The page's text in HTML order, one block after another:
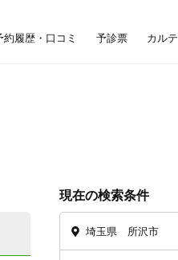
約履歴・口コミ 予診票 カルテ
現在の検索条件
埼玉県 所沢市